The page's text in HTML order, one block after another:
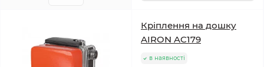
Кріплення на дошку
AIRON AC179
в наявності